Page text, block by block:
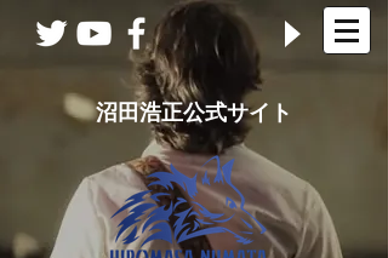
沼田浩正公式サイト